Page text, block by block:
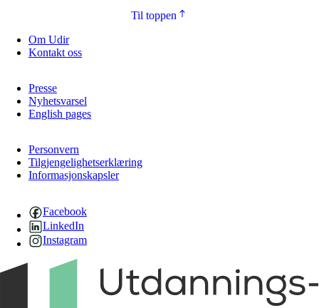
Til toppen
Om Udir
Kontakt oss
Presse
Nyhetsvarsel
English pages
Personvern
Tilgjengelighetserklæring
Informasjonskapsler
Facebook
LinkedIn
Instagram